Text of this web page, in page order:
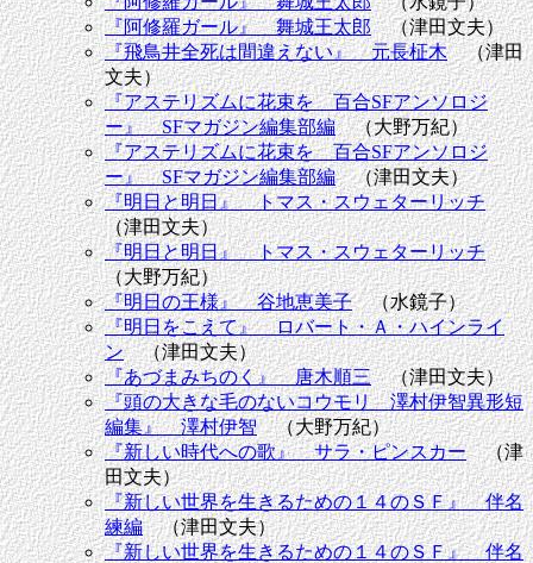
『阿修羅ガール』 舞城王太郎（津田文夫）
『飛鳥井全死は間違えない』 元長柾木（津田
文夫）
『アステリズムに花束を 百合SFアンソロジ
ー』 SFマガジン編集部編（大野万紀）
『アステリズムに花束を 百合SFアンソロジ
ー』 SFマガジン編集部編（津田文夫）
『明日と明日』 トマス・スウェターリッチ
（津田文夫）
『明日と明日』 トマス・スウェターリッチ
（大野万紀）
『明日の王様』 谷地恵美子（水鏡子）
『明日をこえて』 ロバート・Ａ・ハインライ
ン（津田文夫）
『あづまみちのく』 唐木順三（津田文夫）
『頭の大きな毛のないコウモリ 澤村伊智異形短
編集』 澤村伊智（大野万紀）
『新しい時代への歌』 サラ・ピンスカー（津
田文夫）
『新しい世界を生きるための１４のＳＦ』 伴名
練編（津田文夫）
『新しい世界を生きるための１４のＳＦ』 伴名